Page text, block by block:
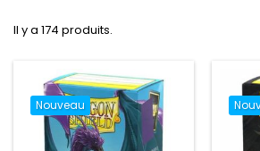
Il y a 174 produits.
Nouveau